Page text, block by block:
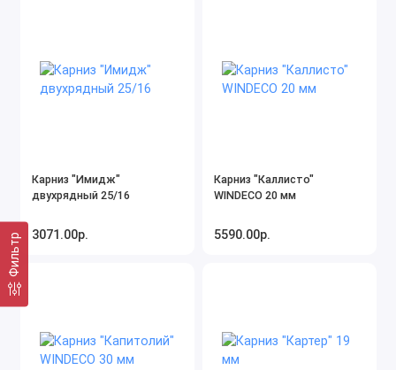
Фильтр
Карниз "Имидж"
двухрядный 25/16
3071.00р.
Карниз "Каллисто"
WINDECO 20 мм
5590.00р.